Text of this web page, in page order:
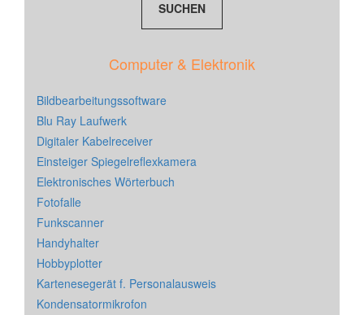
Computer & Elektronik
Bildbearbeitungssoftware
Blu Ray Laufwerk
Digitaler Kabelreceiver
Einsteiger Spiegelreflexkamera
Elektronisches Wörterbuch
Fotofalle
Funkscanner
Handyhalter
Hobbyplotter
Kartenesegerät f. Personalausweis
Kondensatormikrofon